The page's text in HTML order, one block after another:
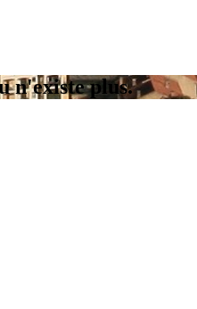
n'existe plus.